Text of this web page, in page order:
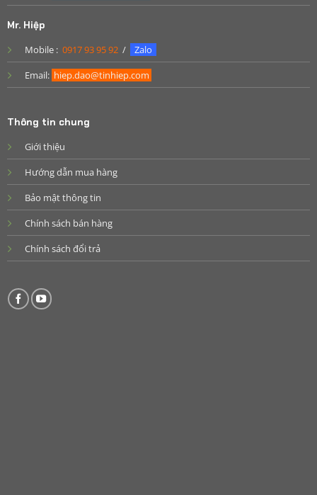
Mr. Hiệp
Mobile : 0917 93 95 92/
Zalo
Email: hiep.dao@tinhiep.com
Thông tin chung
Giới thiệu
Hướng dẫn mua hàng
Bảo mật thông tin
Chính sách bán hàng
Chính sách đổi trả